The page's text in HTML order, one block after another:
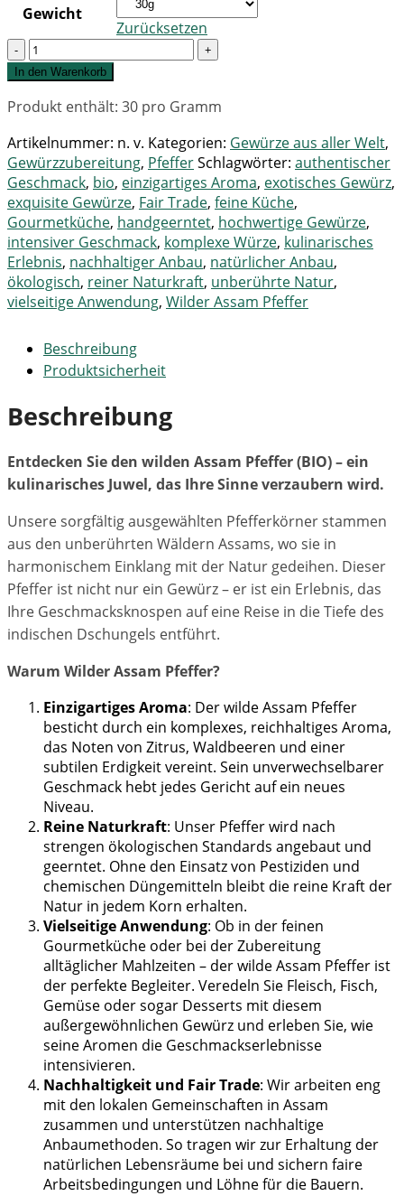
Gewicht
Zurücksetzen
Quantity
In den Warenkorb
Produkt enthält: 30 pro Gramm
Artikelnummer: n. v. Kategorien: Gewürze aus aller Welt,
Gewürzzubereitung, PfefferSchlagwörter: authentischer
Geschmack, bio, einzigartiges Aroma, exotisches Gewürz,
exquisite Gewürze, Fair Trade, feine Küche,
Gourmetküche, handgeerntet, hochwertige Gewürze,
intensiver Geschmack, komplexe Würze, kulinarisches
Erlebnis, nachhaltiger Anbau, natürlicher Anbau,
ökologisch, reiner Naturkraft, unberührte Natur,
vielseitige Anwendung, Wilder Assam Pfeffer
Beschreibung
Produktsicherheit
Beschreibung
Entdecken Sie den wilden Assam Pfeffer (BIO) – ein
kulinarisches Juwel, das Ihre Sinne verzaubern wird.
Unsere sorgfältig ausgewählten Pfefferkörner stammen
aus den unberührten Wäldern Assams, wo sie in
harmonischem Einklang mit der Natur gedeihen. Dieser
Pfeffer ist nicht nur ein Gewürz – er ist ein Erlebnis, das
Ihre Geschmacksknospen auf eine Reise in die Tiefe des
indischen Dschungels entführt.
Warum Wilder Assam Pfeffer?
Einzigartiges Aroma: Der wilde Assam Pfeffer
besticht durch ein komplexes, reichhaltiges Aroma,
das Noten von Zitrus, Waldbeeren und einer
subtilen Erdigkeit vereint. Sein unverwechselbarer
Geschmack hebt jedes Gericht auf ein neues
Niveau.
Reine Naturkraft: Unser Pfeffer wird nach
strengen ökologischen Standards angebaut und
geerntet. Ohne den Einsatz von Pestiziden und
chemischen Düngemitteln bleibt die reine Kraft der
Natur in jedem Korn erhalten.
Vielseitige Anwendung: Ob in der feinen
Gourmetküche oder bei der Zubereitung
alltäglicher Mahlzeiten – der wilde Assam Pfeffer ist
der perfekte Begleiter. Veredeln Sie Fleisch, Fisch,
Gemüse oder sogar Desserts mit diesem
außergewöhnlichen Gewürz und erleben Sie, wie
seine Aromen die Geschmackserlebnisse
intensivieren.
Nachhaltigkeit und Fair Trade: Wir arbeiten eng
mit den lokalen Gemeinschaften in Assam
zusammen und unterstützen nachhaltige
Anbaumethoden. So tragen wir zur Erhaltung der
natürlichen Lebensräume bei und sichern faire
Arbeitsbedingungen und Löhne für die Bauern.